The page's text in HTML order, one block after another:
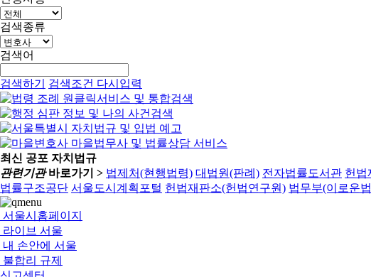
검색종류
검색어
검색하기 검색조건 다시입력
최신 공포 자치법규
관련기관바로가기 > 법제처(현행법령) 대법원(판례) 전자법률도서관 헌법
법률구조공단 서울도시계획포털 헌법재판소(헌법연구원) 법무부(이로운
서울시홈페이지
라이브 서울
내 손안에 서울
불합리 규제